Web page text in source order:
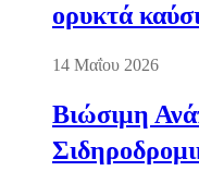
ορυκτά
14 Μαΐου 2026
Βιώσιμη